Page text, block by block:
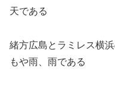
天である
緒方広島とラミレス横
もや雨、雨である